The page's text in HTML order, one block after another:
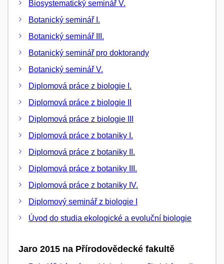
Biosystematický seminář V.
Botanický seminář I.
Botanický seminář III.
Botanický seminář pro doktorandy
Botanický seminář V.
Diplomová práce z biologie I.
Diplomová práce z biologie II
Diplomová práce z biologie III
Diplomová práce z botaniky I.
Diplomová práce z botaniky II.
Diplomová práce z botaniky III.
Diplomová práce z botaniky IV.
Diplomový seminář z biologie I
Úvod do studia ekologické a evoluční biologie
Jaro 2015 na Přírodovědecké fakultě